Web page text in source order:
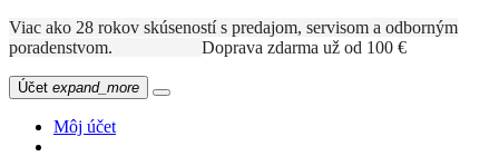
Viac ako 28 rokov skúseností s predajom, servisom a odborným
poradenstvom. Doprava zdarma už od 100 €
Účet expand_more
Môj účet